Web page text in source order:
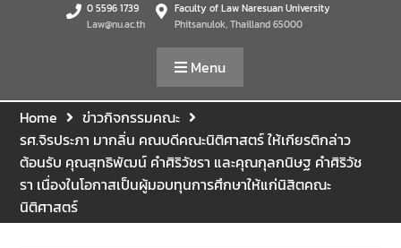
ประชุมชั้น 3 อาคารคณะ
นิติศาสตร์ มหาวิทยาลัยนเรศวร
คณะนิติศาสตร์ มหาวิทยาลัย
นเรศวร จัดโครงการเตรียม
ความพร้อมเพื่อรับมือภัยพิบัติ
และปฐมพยาบาลเบื้องต้น
ประจำปี 2569 ณ ห้อง 2-311
อาคารปราบไตรจักร 2
มหาวิทยาลัยนเรศวร โดย
กิจกรรมดังกล่าวจัดขึ้นสำหรับ
0 5596 1739
Law@nu.ac.th
Faculty of Law Naresuan University
Phitsanulok, Thailland 65000
Menu
Home
ข่าวกิจกรรมคณะ
รศ.จิรประภา มากลิ่น คณบดีคณะนิติศาสตร์ ให้เกียรติกล่าว
ต้อนรับ คุณสุทธิพัฒน์ คำศิริวัชรา และคุณกุลกนิษฐ คำศิริวัช
รา เนื่องในโอกาสเป็นผู้มอบทุนการศึกษาให้แก่นิสิตคณะ
นิติศาสตร์